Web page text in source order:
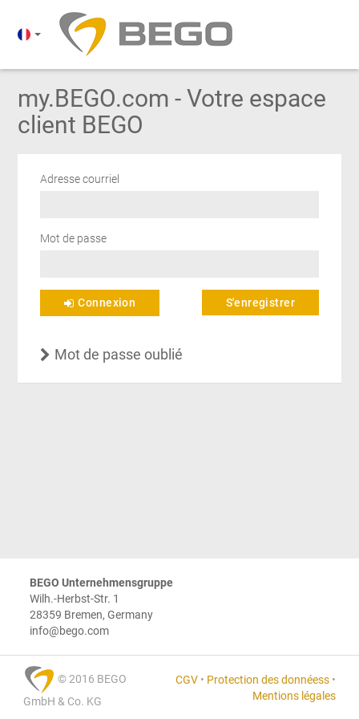
my.BEGO.com - Votre espace
client BEGO
Adresse courriel
Mot de passe
Connexion S'enregistrer
Mot de passe oublié
BEGO Unternehmensgruppe
Wilh.-Herbst-Str. 1
28359 Bremen, Germany
info@bego.com
© 2016 BEGO
GmbH & Co. KG
CGV • Protection des donnéess •
Mentions légales